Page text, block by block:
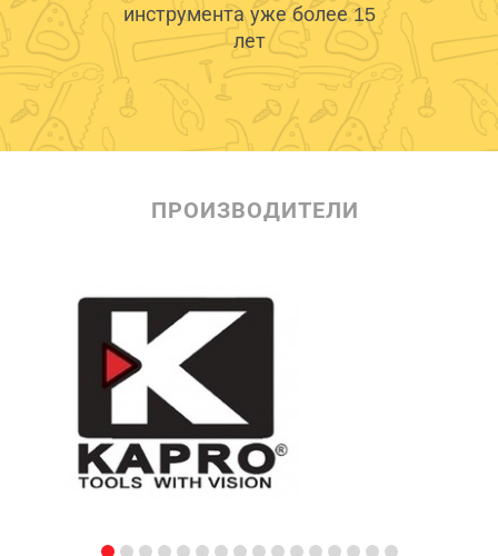
инструмента уже более 15
лет
ПРОИЗВОДИТЕЛИ